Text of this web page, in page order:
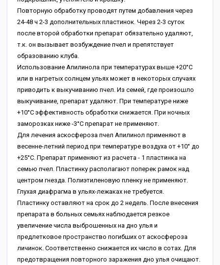
Повторную обработку проводят путем добавления через
24-48 ч 2-3 дополнительных пластинок. Через 2-3 суток
после второй обработки препарат обязательно удаляют,
т.к. он вызывает возбуждение пчел и препятствует
образованию клуба.
Использование Апилинола при температурах выше +20°С
или в нагретых солнцем ульях может в некоторых случаях
приводить к выкучиванию пчел. Из семей, где произошло
выкучивание, препарат удаляют. При температуре ниже
+10°С эффективность обработки снижается. При ночных
заморозках ниже -3°С препарат не применяют.
Для лечения аскосфероза пчел Апилинол применяют в
весенне-летний период при температуре воздуха от +10° до
+25°С. Препарат применяют из расчета - 1 пластинка на
семью пчел. Пластинку располагают поперек рамок над
центром гнезда. Полиэтиленовую пленку не применяют.
Глухая диафрагма в ульях-лежаках не требуется.
Пластинку оставляют на срок до 2 недель. После внесения
препарата в больных семьях наблюдается резкое
увеличение числа выброшенных на дно улья и
предлетковое пространство погибших от аскосфероза
личинок. Соответственно снижается их число в сотах. Для
предотвращения повторного заражения дно улья очищают.